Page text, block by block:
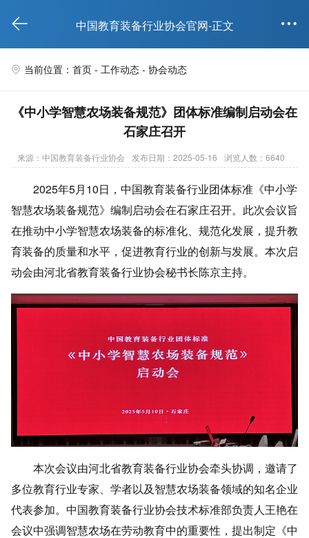
 中国教育装备行业协会官网-正文 
 当前位置：首页 - 工作动态 - 协会动态
《中小学智慧农场装备规范》团体标准编制启动会在
石家庄召开
来源：中国教育装备行业协会 发布日期：2025-05-16 浏览人数：6640
2025年5月10日，中国教育装备行业团体标准《中小学
智慧农场装备规范》编制启动会在石家庄召开。此次会议旨
在推动中小学智慧农场装备的标准化、规范化发展，提升教
育装备的质量和水平，促进教育行业的创新与发展。本次启
动会由河北省教育装备行业协会秘书长陈京主持。
本次会议由河北省教育装备行业协会牵头协调，邀请了
多位教育行业专家、学者以及智慧农场装备领域的知名企业
代表参加。中国教育装备行业协会技术标准部负责人王艳在
会议中强调智慧农场在劳动教育中的重要性，提出制定《中